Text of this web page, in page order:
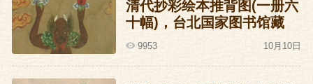
清代抄彩绘本推背图(一册六
十幅)，台北国家图书馆藏
9953 10月10日